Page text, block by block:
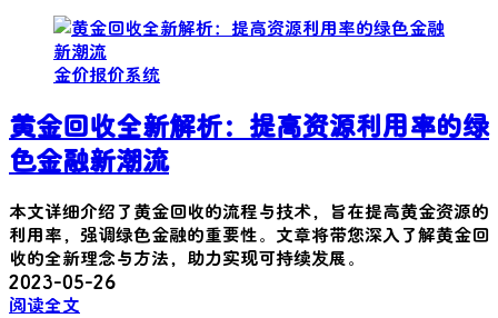
金价报价系统
黄金回收全新解析：提高资源利用率的绿
色金融新潮流
本文详细介绍了黄金回收的流程与技术，旨在提高黄金资源的
利用率，强调绿色金融的重要性。文章将带您深入了解黄金回
收的全新理念与方法，助力实现可持续发展。
2023-05-26
阅读全文